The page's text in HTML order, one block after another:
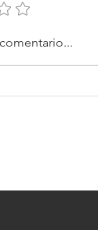
ESOs de
en Colombia